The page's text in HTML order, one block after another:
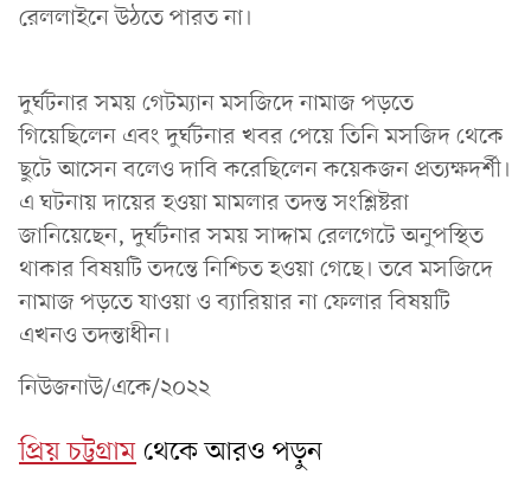
রেললাইনে উঠতে পারত না।
দুর্ঘটনার সময় গেটম্যান মসজিদে নামাজ পড়তে
গিয়েছিলেন এবং দুর্ঘটনার খবর পেয়ে তিনি মসজিদ থেকে
ছুটে আসেন বলেও দাবি করেছিলেন কয়েকজন প্রত্যক্ষদর্শী।
এ ঘটনায় দায়ের হওয়া মামলার তদন্ত সংশ্লিষ্টরা
জানিয়েছেন, দুর্ঘটনার সময় সাদ্দাম রেলগেটে অনুপস্থিত
থাকার বিষয়টি তদন্তে নিশ্চিত হওয়া গেছে। তবে মসজিদে
নামাজ পড়তে যাওয়া ও ব্যারিয়ার না ফেলার বিষয়টি
এখনও তদন্তাধীন।
নিউজনাউ/একে/২০২২
প্রিয় চট্টগ্রামথেকে আরও পড়ুন